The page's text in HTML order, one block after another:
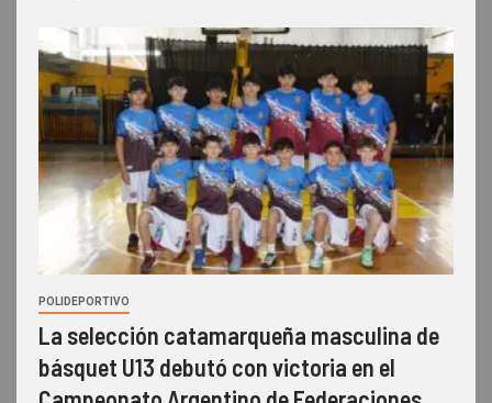
POLIDEPORTIVO
La selección catamarqueña masculina de
básquet U13 debutó con victoria en el